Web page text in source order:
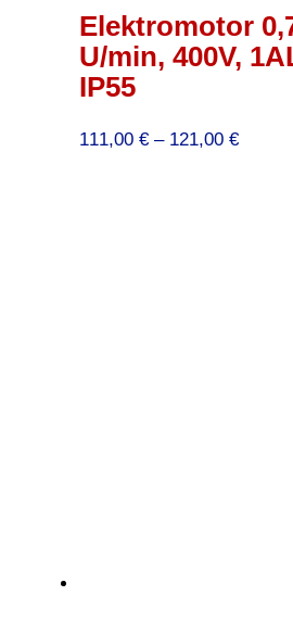
Elektromotor
U/min, 400V,
IP55
111,00 € – 121,00 €